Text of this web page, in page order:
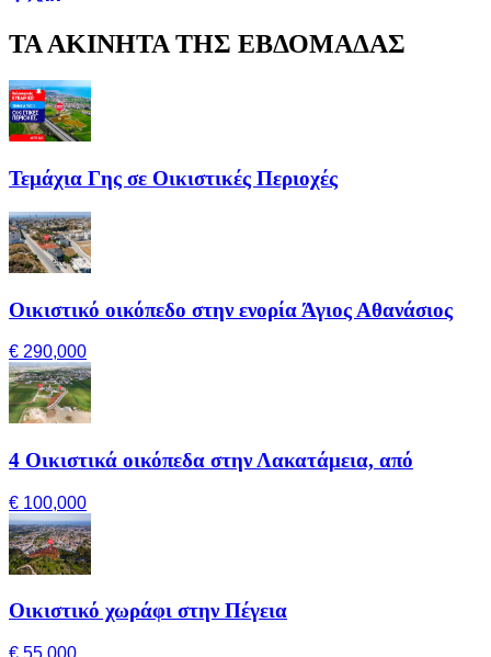
ΤΑ ΑΚΙΝΗΤΑ ΤΗΣ ΕΒΔΟΜΑΔΑΣ
Τεμάχια Γης σε Οικιστικές Περιοχές
Οικιστικό οικόπεδο στην ενορία Άγιος Αθανάσιος
€ 290,000
4 Οικιστικά οικόπεδα στην Λακατάμεια, από
€ 100,000
Οικιστικό χωράφι στην Πέγεια